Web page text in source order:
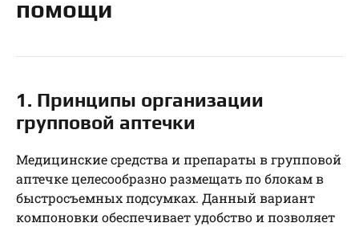
помощи
1. Принципы организации
групповой аптечки
Медицинские средства и препараты в групповой
аптечке целесообразно размещать по блокам в
быстросъемных подсумках. Данный вариант
компоновки обеспечивает удобство и позволяет